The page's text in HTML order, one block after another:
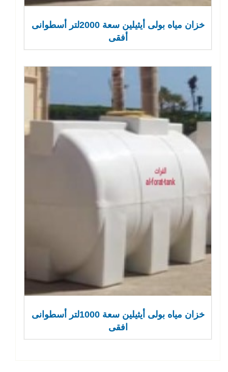
خزان مياه بولى أيثيلين سعة 2000لتر أسطوانى
أفقى
خزان مياه بولى أيثيلين سعة 1000لتر أسطوانى
افقى